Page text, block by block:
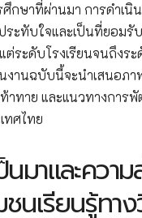
กษาที่ผ่านมา การดำเนิ
ะทับใจและเป็นที่ยอมรั
ต่ระดับโรงเรียนจนถึงร
งานฉบับนี้จะนำเสนอภ
ท้าทาย และแนวทางการ
ทศไทย
นมาและควา
นเรียนรู้ทา